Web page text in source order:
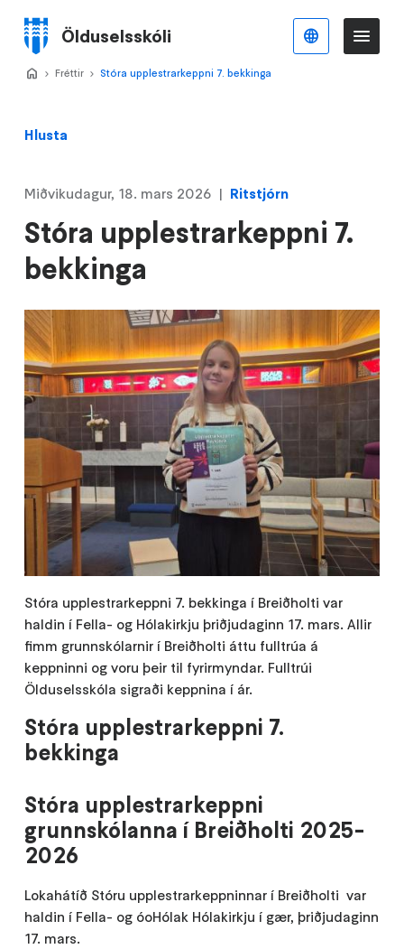
meginefni
Ölduselsskóli
Valmynd
Hlusta
Stóra upplestrarkeppni 7.
bekkinga
Miðvikudagur, 18. mars 2026 Ritstjórn
Stóra upplestrarkeppni 7. bekkinga í Breiðholti var
haldin í Fella- og Hólakirkju þriðjudaginn 17. mars. Allir
fimm grunnskólarnir í Breiðholti áttu fulltrúa á
keppninni og voru þeir til fyrirmyndar. Fulltrúi
Ölduselsskóla sigraði keppnina í ár.
Stóra upplestrarkeppni 7.
bekkinga
Stóra upplestrarkeppni
grunnskólanna í Breiðholti 2025-
2026
Lokahátíð Stóru upplestrarkeppninnar í Breiðholti var
haldin í Fella- og óoHólak Hólakirkju í gær, þriðjudaginn
17. mars.
Home
>
Fréttir >
Stóra upplestrarkeppni 7. bekkinga
Íslenska